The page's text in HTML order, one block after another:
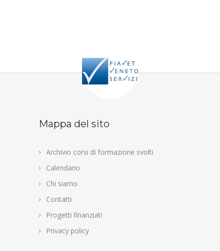
Mappa del sito
Archivio corsi di formazione svolti
Calendario
Chi siamo
Contatti
Progetti finanziati
Privacy policy